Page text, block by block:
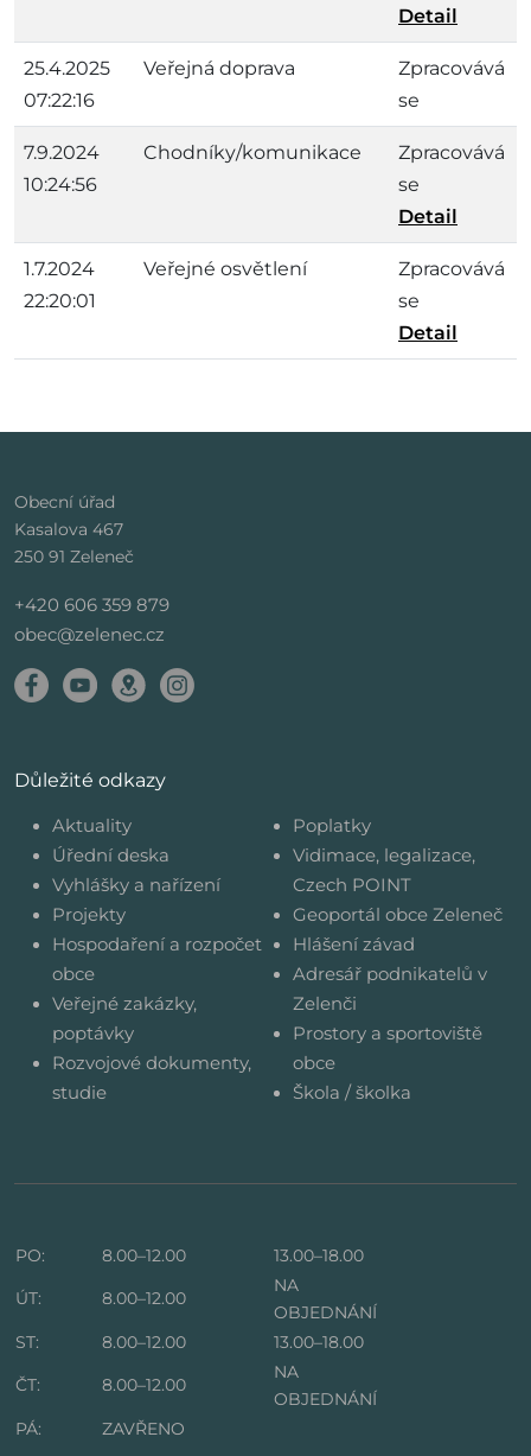
Detail
25.4.2025
07:22:16
Veřejná doprava
Zpracovává
se
7.9.2024
10:24:56
Chodníky/komunikace
Zpracovává
se
Detail
1.7.2024
22:20:01
Veřejné osvětlení
Zpracovává
se
Detail
Obecní úřad
Kasalova 467
250 91 Zeleneč
+420 606 359 879
obec@zelenec.cz
Důležité odkazy
Aktuality
Úřední deska
Vyhlášky a nařízení
Projekty
Hospodaření a rozpočet
obce
Veřejné zakázky,
poptávky
Rozvojové dokumenty,
studie
Poplatky
Vidimace, legalizace,
Czech POINT
Geoportál obce Zeleneč
Hlášení závad
Adresář podnikatelů v
Zelenči
Prostory a sportoviště
obce
Škola / školka
PO: 8.00–12.00
13.00–18.00
ÚT:
8.00–12.00
NA
OBJEDNÁNÍ
ST:
8.00–12.00
13.00–18.00
ČT:
8.00–12.00
NA
OBJEDNÁNÍ
PÁ:
ZAVŘENO